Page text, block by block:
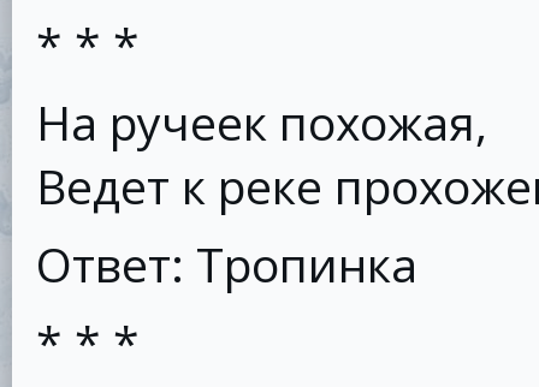
* * *
На ручеек похожая,
Ведет к реке
Ответ: Тропинка
* * *